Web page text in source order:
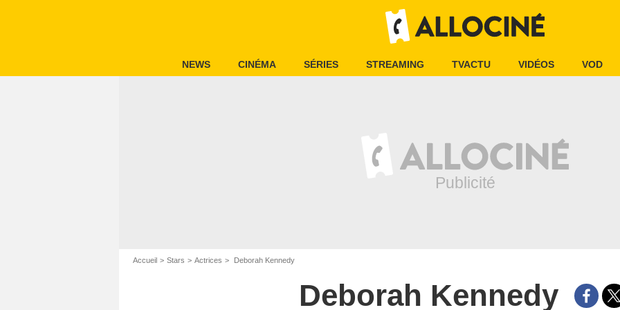
NEWS CINÉMA SÉRIES STREAMING TVACTU VIDÉOS VOD
Accueil Stars Actrices Deborah Kennedy
Deborah Kennedy